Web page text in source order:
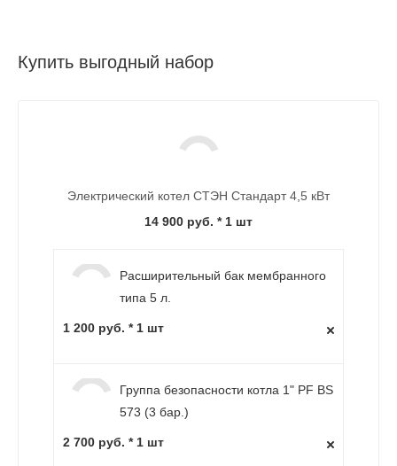
Купить выгодный набор
Электрический котел СТЭН Стандарт 4,5 кВт
14 900 руб. * 1 шт
Расширительный бак мембранного
типа 5 л.
1 200 руб. * 1 шт
Группа безопасности котла 1" PF BS
573 (3 бар.)
2 700 руб. * 1 шт